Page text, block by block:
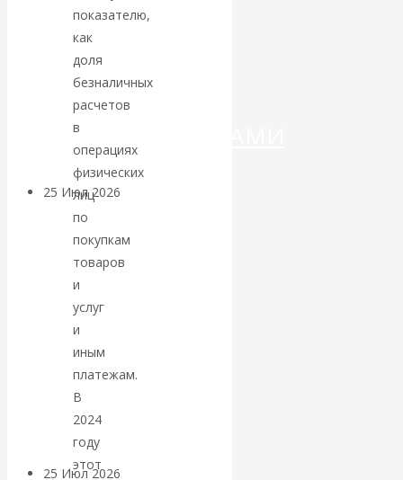
ДЕНЕГ»: КИТАЙ
ВЕДЁТ БОРЬБУ
КРИПТОВАЛЮТАМИ
25 Июл 2026
Валентин
КАтасонов.
Может ли
Америка
покинуть НАТО?
25 Июл 2026
показателю,
как
доля
безналичных
расчетов
в
операциях
физических
лиц
по
покупкам
товаров
и
услуг
и
иным
платежам.
В
2024
году
этот